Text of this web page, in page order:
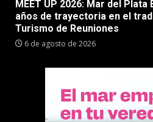
MEET UP 2026: Mar del
años de trayectoria en el
Turismo de Reuniones
6 de agosto de 2026